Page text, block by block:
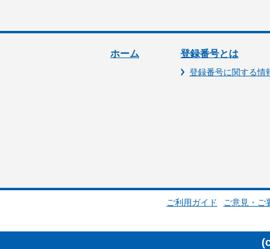
ホーム 登録番号とは
登録番号に関する情
ご利用ガイド ご意見・ご